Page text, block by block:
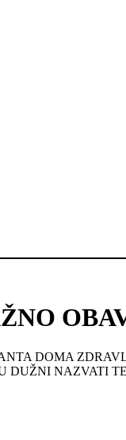
DOMA
DUŽNI NAZVATI